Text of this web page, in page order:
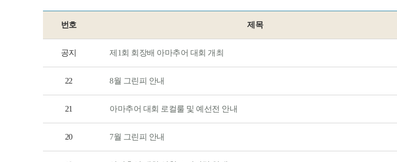
번호 제목
공지 제1회 회장배 아마추어 대회 개최
22 8월 그린피 안내
21 아마추어 대회 로컬룰 및 예선전 안내
20 7월 그린피 안내